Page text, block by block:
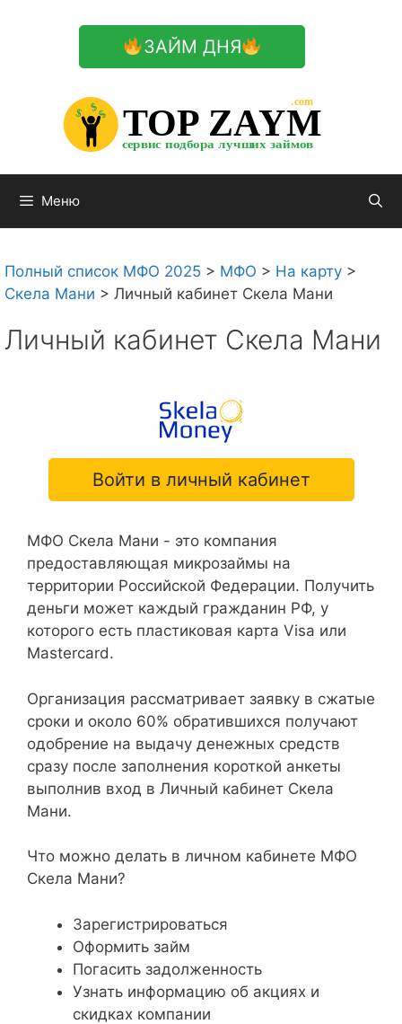
ЗАЙМ ДНЯ
TOP ZAYM
сервис подбора лучших займов
.com
$
$
$
Меню
Полный список МФО 2025 > МФО > На карту >
Скела Мани > Личный кабинет Скела Мани
Личный кабинет Скела Мани
Войти в личный кабинет
МФО Скела Мани - это компания
предоставляющая микрозаймы на
территории Российской Федерации. Получить
деньги может каждый гражданин РФ, у
которого есть пластиковая карта Visa или
Mastercard.
Организация рассматривает заявку в сжатые
сроки и около 60% обратившихся получают
одобрение на выдачу денежных средств
сразу после заполнения короткой анкеты
выполнив вход в Личный кабинет Скела
Мани.
Что можно делать в личном кабинете МФО
Скела Мани?
Зарегистрироваться
Оформить займ
Погасить задолженность
Узнать информацию об акциях и
скидках компании